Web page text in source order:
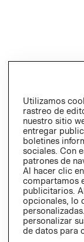
Chile ($)
Utilizamos
rastreo de
nuestro sitio
entregar
boletines
sociales. Con
patrones de
Al hacer clic
compartamos
publicitarios.
opcionales, lo
personalizar
de datos para